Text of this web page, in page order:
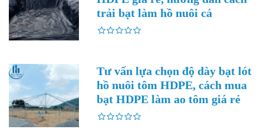
trải bạt làm hồ nuôi cá
Tư vấn lựa chọn độ dày bạt lót
hồ nuôi tôm HDPE, cách mua
bạt HDPE làm ao tôm giá rẻ